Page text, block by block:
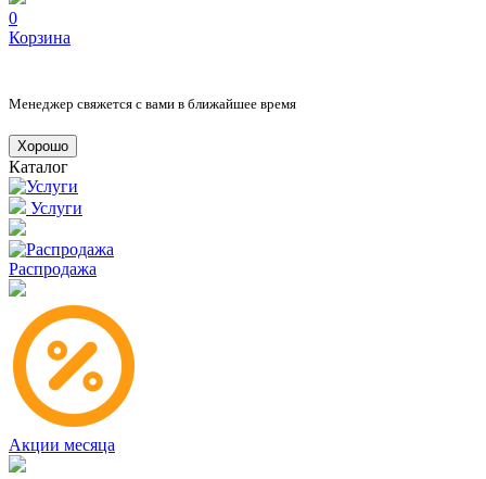
0
Корзина
Менеджер свяжется с вами в ближайшее время
Хорошо
Каталог
Услуги
Распродажа
Акции месяца